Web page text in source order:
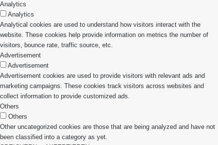
Analytics
Analytics
Analytical cookies are used to understand how visitors interact with the
website. These cookies help provide information on metrics the number of
visitors, bounce rate, traffic source, etc.
Advertisement
Advertisement
Advertisement cookies are used to provide visitors with relevant ads and
marketing campaigns. These cookies track visitors across websites and
collect information to provide customized ads.
Others
Others
Other uncategorized cookies are those that are being analyzed and have not
been classified into a category as yet.